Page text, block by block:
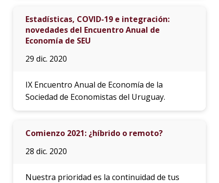
Estadísticas, COVID-19 e integración:
novedades del Encuentro Anual de
Economía de SEU
29 dic. 2020
IX Encuentro Anual de Economía de la
Sociedad de Economistas del Uruguay.
Comienzo 2021: ¿híbrido o remoto?
28 dic. 2020
Nuestra prioridad es la continuidad de tus